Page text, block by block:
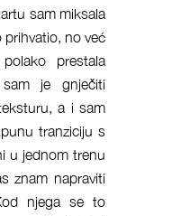
sam miksala
prihvatio, no već
prestala
je gnječiti
a i sam
tranziciju s
u jednom trenu
znam napraviti
njega se to